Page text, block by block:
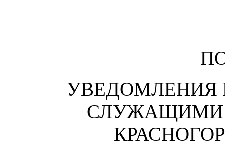
СЛУЖАЩИМИ